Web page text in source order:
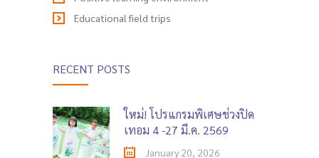
Educational field trips
RECENT POSTS
ใหม่! โปรแกรมพิเศษช่วงปิด
เทอม 4 -27 มี.ค. 2569
January 20, 2026